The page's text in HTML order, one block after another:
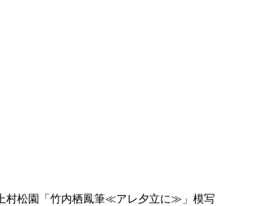
上村松園「竹内栖鳳筆≪アレ夕立に≫」模写